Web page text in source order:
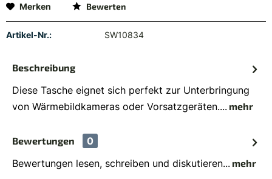
Merken Bewerten
Artikel-Nr.: SW10834
Beschreibung
Diese Tasche eignet sich perfekt zur Unterbringung
von Wärmebildkameras oder Vorsatzgeräten.... mehr
Bewertungen
0
Bewertungen lesen, schreiben und diskutieren... mehr